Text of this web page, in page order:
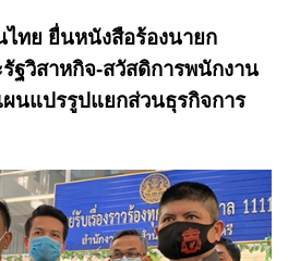
ทย ยื่นหนังสือร้องนายก
ฐวิสาหกิจ-สวัสดิการพนักงาน
นแปรรูปแยกส่วนธุรกิจการ